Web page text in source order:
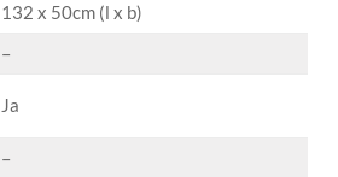
132 x 50cm (l x b)
–
Ja
–